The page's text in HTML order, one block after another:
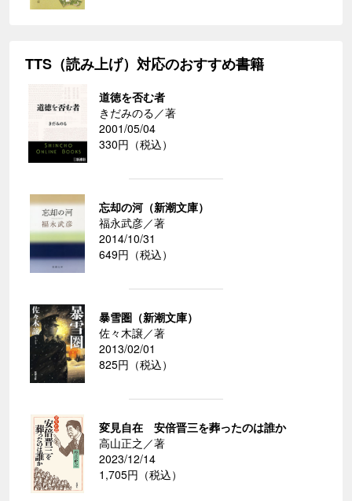
TTS（読み上げ）対応のおすすめ書籍
道徳を否む者
きだみのる／著
2001/05/04
330円（税込）
忘却の河（新潮文庫）
福永武彦／著
2014/10/31
649円（税込）
暴雪圏（新潮文庫）
佐々木譲／著
2013/02/01
825円（税込）
変見自在 安倍晋三を葬ったのは誰か
高山正之／著
2023/12/14
1,705円（税込）